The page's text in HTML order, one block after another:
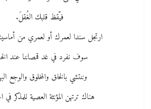
فيّقظ قلبك الغُقلَ.
ارتجل سندا لعمرك أو لعمري من
سوف نفرد في غد قمصاننا عند
وننتشي بالخلق والمخلوق والوجع
هناك ترتهن المؤنثة العصية للمذكر في